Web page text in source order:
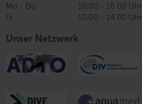
Mo - Do
10.00 - 16.00 Uhr
Fr
10.00 - 14.00 Uhr
Unser Netzwerk